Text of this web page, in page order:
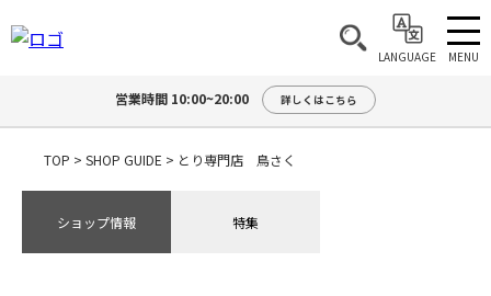
LANGUAGE MENU
営業時間 10:00~20:00 詳しくはこちら
TOP > SHOP GUIDE > とり専門店 鳥さく
ショップ情報 特集